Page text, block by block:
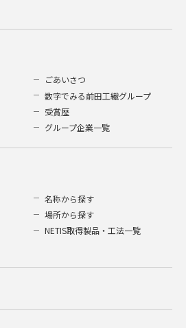
ごあいさつ
数字でみる前田工繊グループ
受賞歴
グループ企業一覧
名称から探す
場所から探す
NETIS取得製品・工法一覧